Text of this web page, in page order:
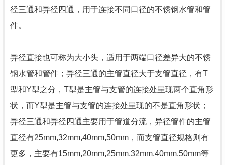
径三通和异径四通，用于连接不同口径的不锈钢水管和管
件。
异径直接也可称为大小头，适用于两端口径差异大的不锈
钢水管和管件；异径三通的主管直径大于支管直径，有T
型和Y型之分，T型是主管与支管的连接处呈现两个直角形
状，而Y型是主管与支管的连接处呈现的不是直角形状；
异径三通和异径四通主要用于管道分流，异径管件的主管
直径有25mm,32mm,40mm,50mm，而支管直径规格则有
更多，主要有15mm,20mm,25mm,32mm,40mm,50mm等